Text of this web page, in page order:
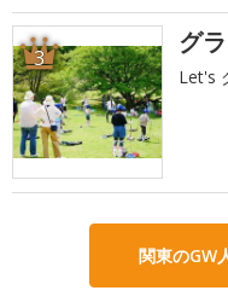
3 グ
Let's
関東のGW